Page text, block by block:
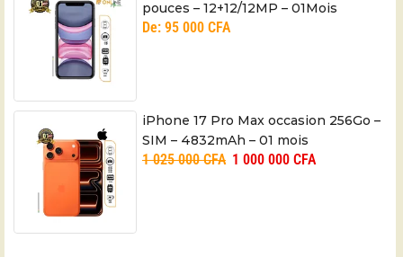
pouces – 12+12/12MP – 01Mois
De: 95 000 CFA
iPhone 17 Pro Max occasion 256Go –
SIM – 4832mAh – 01 mois
1 025 000CFA 1 000 000 CFA